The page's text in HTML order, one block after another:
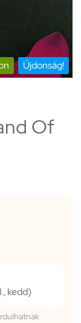
Újdonság!
Of
kedd)